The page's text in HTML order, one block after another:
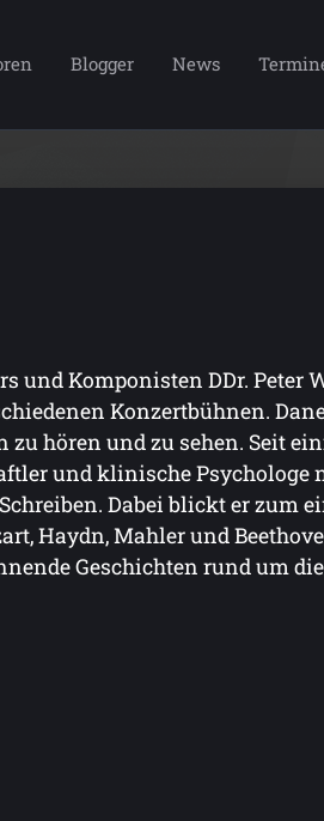
Blogger News
und Komponisten DDr. Peter
Konzertbühnen.
zu hören und zu sehen. Seit
und klinische Psychologe
Dabei blickt er zum
Haydn, Mahler und
Geschichten rund um